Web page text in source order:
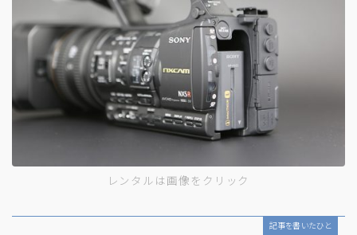
レンタルは画像をクリック
記事を書いたひと